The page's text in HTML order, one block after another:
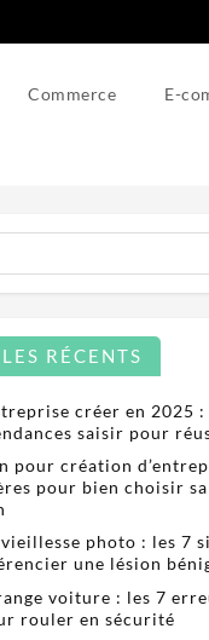
Commerce E-
RÉCENTS
créer en 2025 :
saisir pour
pour création
pour bien choisir sa
photo : les 7
une lésion
voiture : les 7
rouler en sécurité